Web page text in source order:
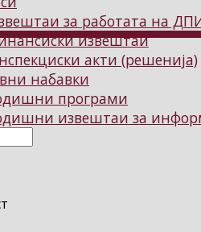
за работата на
извештаи
акти (решенија)
набавки
програми
извештаи за